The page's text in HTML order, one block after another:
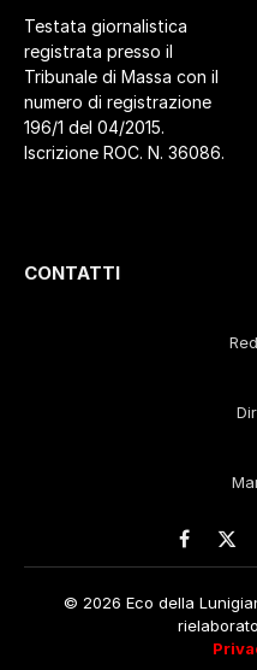
Testata giornalistica
registrata presso il
Tribunale di Massa con il
numero di registrazione
196/1 del 04/2015.
Iscrizione ROC. N. 36086.
CONTATTI
X
© 2026 Eco della